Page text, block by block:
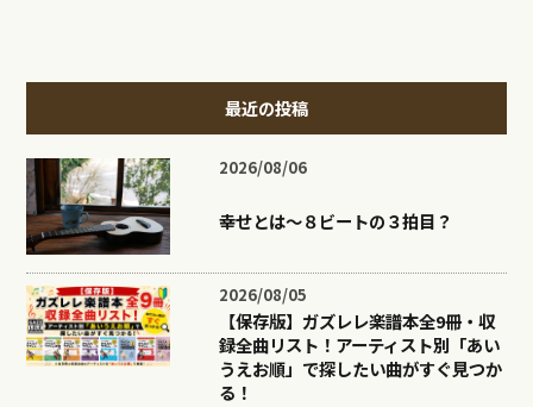
最近の投稿
2026/08/06
幸せとは〜８ビートの３拍目？
2026/08/05
【保存版】ガズレレ楽譜本全9冊・収
録全曲リスト！アーティスト別「あい
うえお順」で探したい曲がすぐ見つか
る！